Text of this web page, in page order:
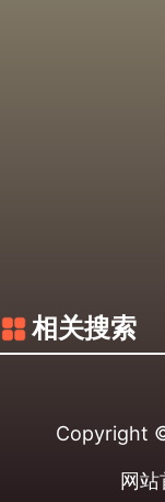
相关搜索
Copyright
网